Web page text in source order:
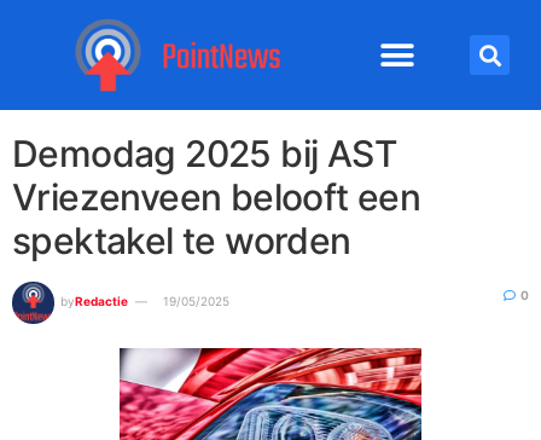
Demodag 2025 bij AST
Vriezenveen belooft een
spektakel te worden
byRedactie 19/05/2025 0